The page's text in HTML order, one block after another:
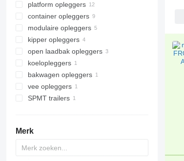
platform opleggers
container opleggers
modulaire opleggers
kipper opleggers
open laadbak opleggers
koelopleggers
bakwagen opleggers
vee opleggers
SPMT trailers
Merk